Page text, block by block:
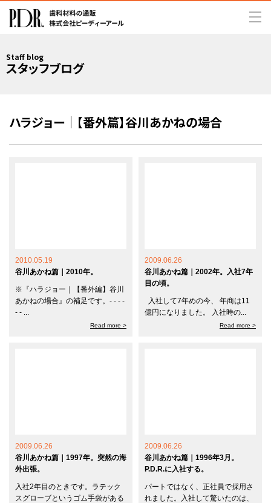
Staff blog
スタッフブログ
ハラジョー｜【番外篇】谷川あかねの場合
2010.05.19
谷川あかね篇｜2010年。
※『ハラジョー｜【番外編】谷川
あかねの場合』の補足です。- - - -
- - ...
Read more >
2009.06.26
谷川あかね篇｜2002年。入社7年
目の頃。
入社して7年めの今、 年商は11
億円になりました。 入社時の...
Read more >
2009.06.26
谷川あかね篇｜1997年。突然の海
外出張。
入社2年目のときです。ラテック
スグローブというゴム手袋がある
2009.06.26
谷川あかね篇｜1996年3月。
P.D.R.に入社する。
パートではなく、正社員で採用さ
れました。入社して驚いたのは、